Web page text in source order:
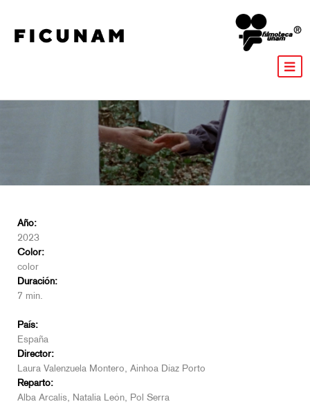
Año:
2023
Color:
color
Duración:
7 min.
País:
España
Director:
Laura Valenzuela Montero, Ainhoa Díaz Porto
Reparto:
Alba Arcalís, Natalia León, Pol Serra